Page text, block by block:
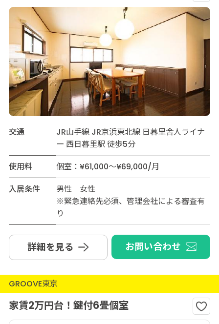
交通
JR山手線 JR京浜東北線 日暮里舎人ライナ
ー 西日暮里駅 徒歩5分
使用料
個室：¥61,000～¥69,000/月
入居条件
男性 女性
※緊急連絡先必須、管理会社による審査有
り
詳細を見る お問い合わせ
GROOVE東京
家賃2万円台！鍵付6畳個室